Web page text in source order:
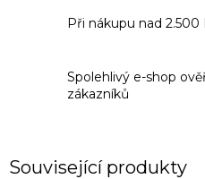
Při nákupu nad
Spolehlivý e-shop
zákazníků
Související produkty